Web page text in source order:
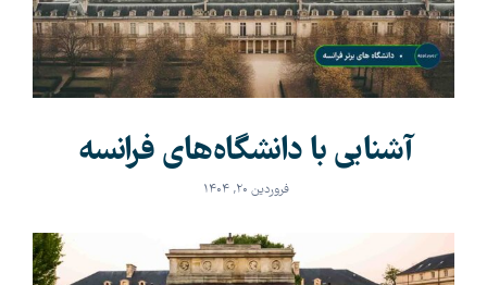
آشنایی با دانشگاه‌های فرانسه
فروردین ۲۰, ۱۴۰۴